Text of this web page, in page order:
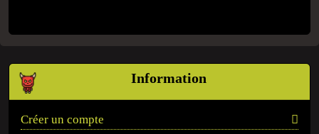
Information
Créer un compte